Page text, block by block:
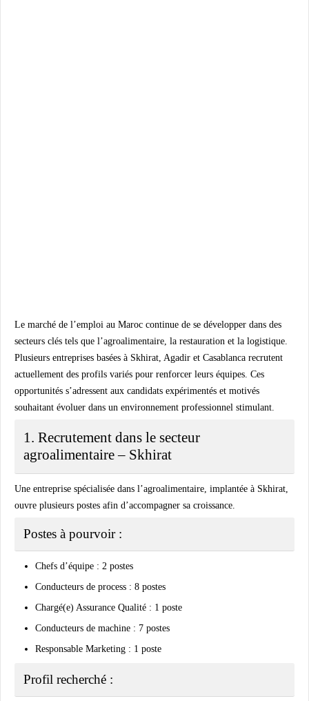
Le marché de l’emploi au Maroc continue de se développer dans des
secteurs clés tels que l’agroalimentaire, la restauration et la logistique.
Plusieurs entreprises basées à Skhirat, Agadir et Casablanca recrutent
actuellement des profils variés pour renforcer leurs équipes. Ces
opportunités s’adressent aux candidats expérimentés et motivés
souhaitant évoluer dans un environnement professionnel stimulant.
1. Recrutement dans le secteur
agroalimentaire – Skhirat
Une entreprise spécialisée dans l’agroalimentaire, implantée à Skhirat,
ouvre plusieurs postes afin d’accompagner sa croissance.
Postes à pourvoir :
Chefs d’équipe : 2 postes
Conducteurs de process : 8 postes
Chargé(e) Assurance Qualité : 1 poste
Conducteurs de machine : 7 postes
Responsable Marketing : 1 poste
Profil recherché :